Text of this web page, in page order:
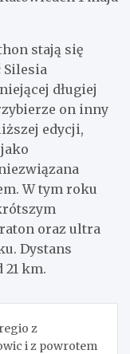
stają się
długiej
on inny
edycji,
W tym roku
oraz ultra
Dystans
km.
z
i z powrotem